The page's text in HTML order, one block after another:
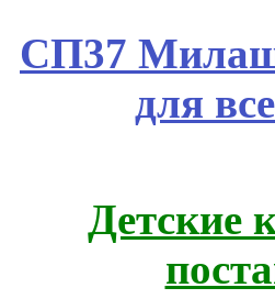
СП37
для
Детские